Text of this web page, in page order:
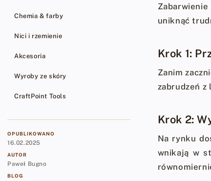
Chemia & farby
Nici i rzemienie
Akcesoria
Wyroby ze skóry
CraftPoint Tools
OPUBLIKOWANO
16.02.2025
AUTOR
Paweł Bugno
BLOG
uniknąć
Krok 1:
Zanim
zabrudzeń
Krok 2:
Na rynku
wnikają w